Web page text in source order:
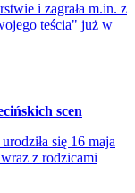
i zagrała m.in. z
teścia" już w
scen
się 16 maja
z rodzicami